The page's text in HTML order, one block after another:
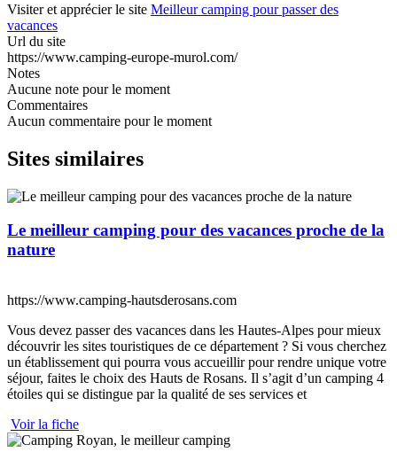
Visiter et apprécier le site Meilleur camping pour passer des
vacances
Url du site
https://www.camping-europe-murol.com/
Notes
Aucune note pour le moment
Commentaires
Aucun commentaire pour le moment
Sites similaires
Le meilleur camping pour des vacances proche de la
nature
https://www.camping-hautsderosans.com
Vous devez passer des vacances dans les Hautes-Alpes pour mieux
découvrir les sites touristiques de ce département ? Si vous cherchez
un établissement qui pourra vous accueillir pour rendre unique votre
séjour, faites le choix des Hauts de Rosans. Il s’agit d’un camping 4
étoiles qui se distingue par la qualité de ses services et
Voir la fiche